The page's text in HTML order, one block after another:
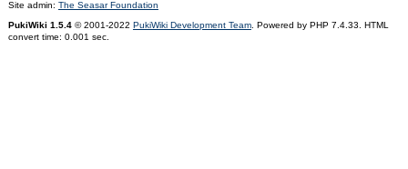
Site admin: The Seasar Foundation
PukiWiki 1.5.4© 2001-2022 PukiWiki Development Team. Powered by PHP 7.4.33. HTML
convert time: 0.001 sec.